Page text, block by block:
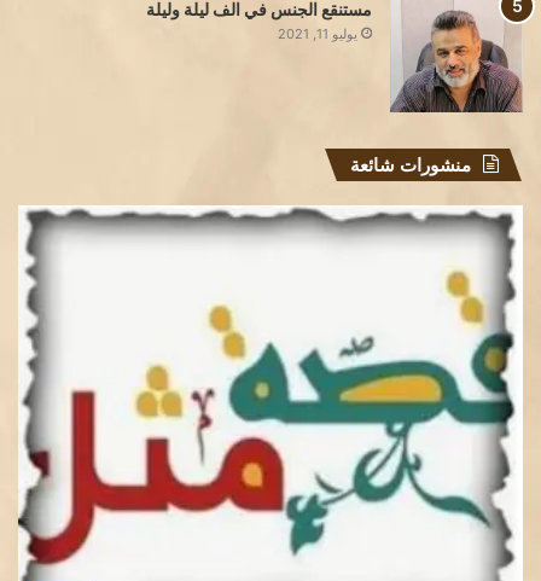
مستنقع الجنس في الف ليلة وليلة
يوليو 11, 2021
منشورات شائعة